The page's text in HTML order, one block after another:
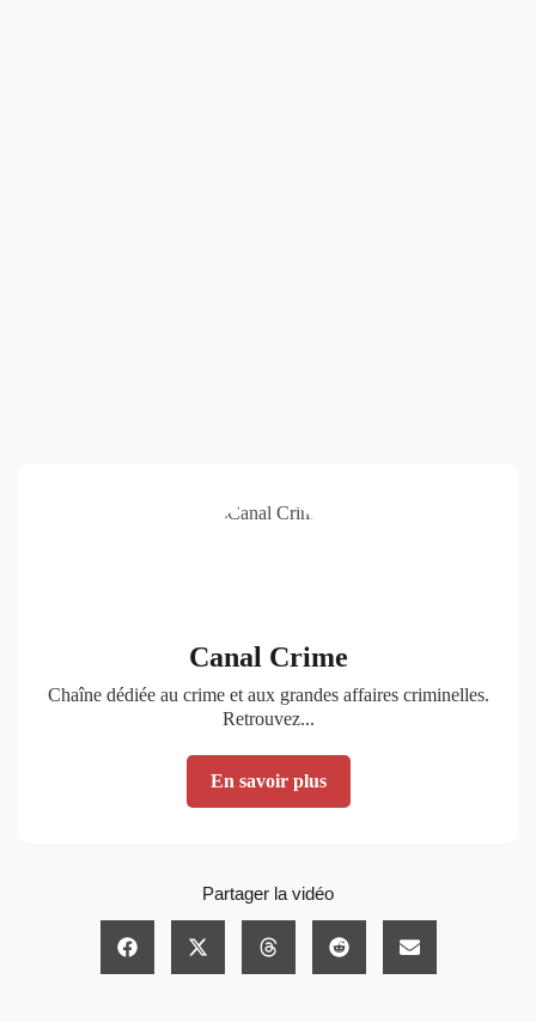
Canal Crime
Chaîne dédiée au crime et aux grandes affaires criminelles.
Retrouvez...
En savoir plus
Partager la vidéo